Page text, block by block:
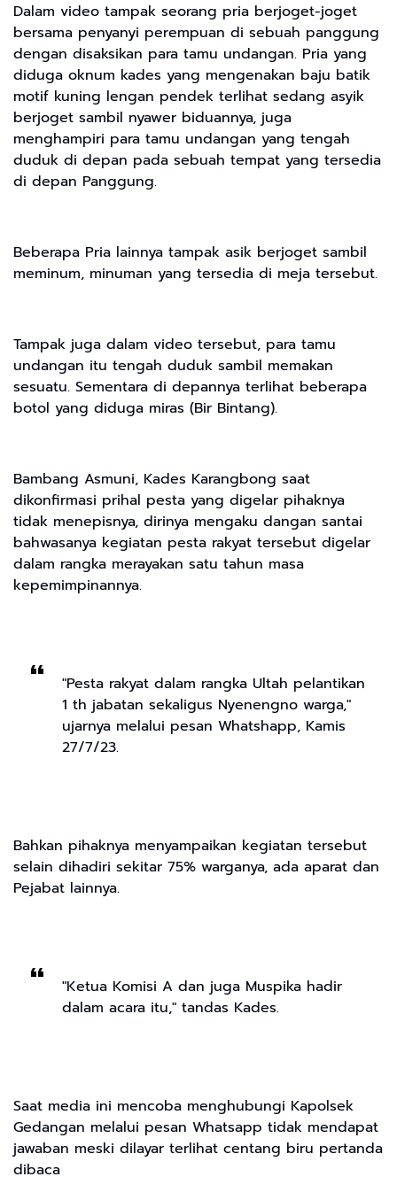
Dalam video tampak seorang pria berjoget-joget
bersama penyanyi perempuan di sebuah panggung
dengan disaksikan para tamu undangan. Pria yang
diduga oknum kades yang mengenakan baju batik
motif kuning lengan pendek terlihat sedang asyik
berjoget sambil nyawer biduannya, juga
menghampiri para tamu undangan yang tengah
duduk di depan pada sebuah tempat yang tersedia
di depan Panggung.
Beberapa Pria lainnya tampak asik berjoget sambil
meminum, minuman yang tersedia di meja tersebut.
Tampak juga dalam video tersebut, para tamu
undangan itu tengah duduk sambil memakan
sesuatu. Sementara di depannya terlihat beberapa
botol yang diduga miras (Bir Bintang).
Bambang Asmuni, Kades Karangbong saat
dikonfirmasi prihal pesta yang digelar pihaknya
tidak menepisnya, dirinya mengaku dangan santai
bahwasanya kegiatan pesta rakyat tersebut digelar
dalam rangka merayakan satu tahun masa
kepemimpinannya.
"Pesta rakyat dalam rangka Ultah pelantikan
1 th jabatan sekaligus Nyenengno warga,"
ujarnya melalui pesan Whatshapp, Kamis
27/7/23.
Bahkan pihaknya menyampaikan kegiatan tersebut
selain dihadiri sekitar 75% warganya, ada aparat dan
Pejabat lainnya.
"Ketua Komisi A dan juga Muspika hadir
dalam acara itu," tandas Kades.
Saat media ini mencoba menghubungi Kapolsek
Gedangan melalui pesan Whatsapp tidak mendapat
jawaban meski dilayar terlihat centang biru pertanda
dibaca